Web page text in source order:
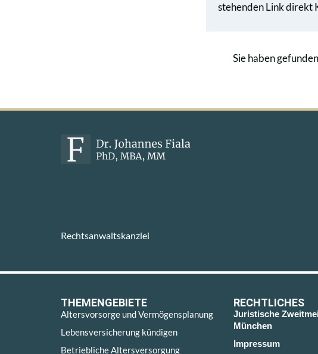
stehenden Link direkt
Sie haben
Rechtsanwaltskanzlei
THEMENGEBIETE
Altersvorsorge und Vermögensplanung
Lebensversicherung kündigen
Betriebliche Altersversorgung
RECHTLICHES
Juristische
München
Impressum